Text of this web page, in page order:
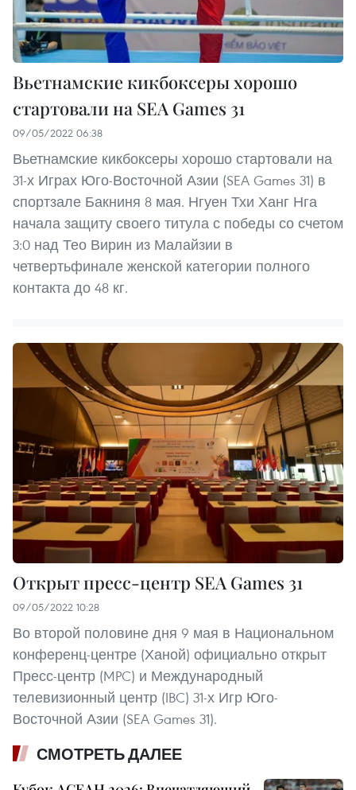
Вьетнамские кикбоксеры хорошо
стартовали на SEA Games 31
09/05/2022 06:38
Вьетнамские кикбоксеры хорошо стартовали на
31-х Играх Юго-Восточной Азии (SEA Games 31) в
спортзале Бакниня 8 мая. Нгуен Тхи Ханг Нга
начала защиту своего титула с победы со счетом
3:0 над Тео Вирин из Малайзии в
четвертьфинале женской категории полного
контакта до 48 кг.
Открыт пресс-центр SEA Games 31
09/05/2022 10:28
Во второй половине дня 9 мая в Национальном
конференц-центре (Ханой) официально открыт
Пресс-центр (MPC) и Международный
телевизионный центр (IBC) 31-х Игр Юго-
Восточной Азии (SEA Games 31).
СМОТРЕТЬ ДАЛЕЕ